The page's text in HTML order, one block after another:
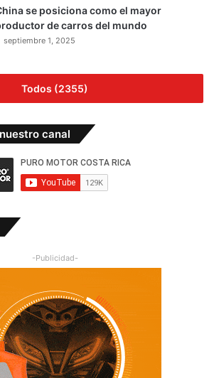
se posiciona como el mayor
de carros del mundo
septiembre 1, 2025
Todos (2355)
canal
-Publicidad-